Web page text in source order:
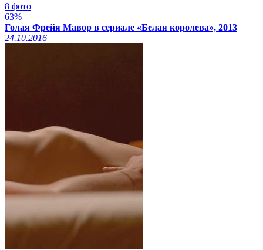
8 фото
63%
Голая Фрейя Мавор в сериале «Белая королева», 2013
24.10.2016